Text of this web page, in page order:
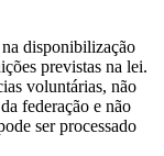
disponibilização
previstas na lei.
voluntárias, não
federação e não
ser processado